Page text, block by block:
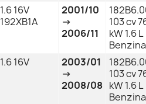
1.6 16V
192XB1A
2001/10
→
2006/11
103 cv
kW 1.6 L
Benzina
1.6 16V
2003/01
→
2008/08
103 cv
kW 1.6 L
Benzina